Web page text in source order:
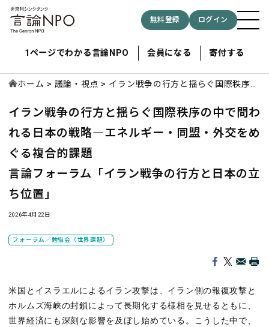
無料登録 ログイン
1ページでわかる言論NPO 会員になる 寄付する
ホーム 議論・視点
イラン戦争の行方と揺らぐ国際秩序の
ー・同盟・外交をめぐる複合的課題
言論フォーラム「イラン戦争の行方と
イラン戦争の行方と揺らぐ国際秩序の中で問わ
れる日本の戦略―エネルギー・同盟・外交をめ
ぐる複合的課題
言論フォーラム「イラン戦争の行方と日本の立
ち位置」
2026年4月22日
フォーラム／勉強会（世界課題）
米国とイスラエルによるイラン攻撃は、イラン側の報復攻撃と
ホルムズ海峡の封鎖によって長期化する様相を見せるともに、
世界経済にも深刻な影響を及ぼし始めている。こうした中で、